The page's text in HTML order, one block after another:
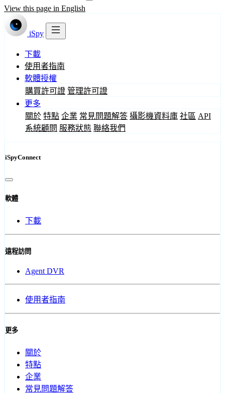
View this page in English
iSpy
下載
使用者指南
軟體授權
購買許可證 管理許可證
更多
關於 特點 企業 常見問題解答 攝影機資料庫 社區 API
系統顧問 服務狀態 聯絡我們
iSpyConnect
軟體
下載
遠程訪問
Agent DVR
使用者指南
更多
關於
特點
企業
常見問題解答